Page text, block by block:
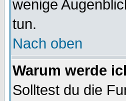
wenige
tun.
Nach oben
Warum werde
Solltest du die